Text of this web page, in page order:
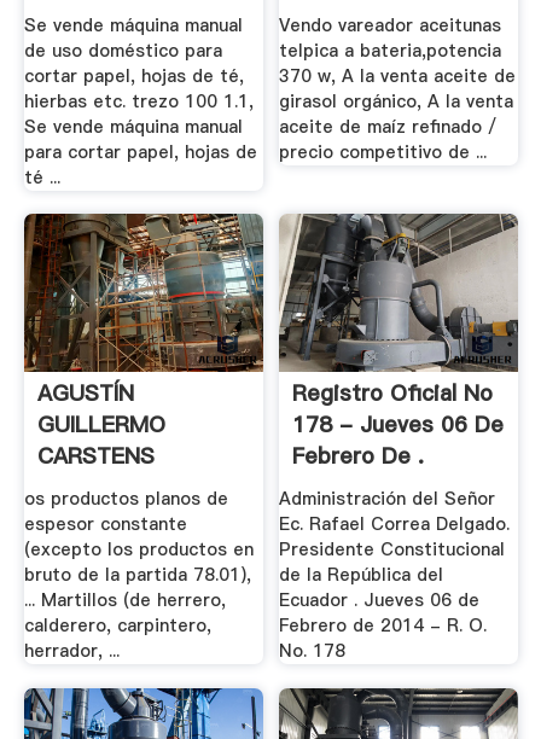
Se vende máquina manual
de uso doméstico para
cortar papel, hojas de té,
hierbas etc. trezo 100 1.1,
Se vende máquina manual
para cortar papel, hojas de
té ...
Vendo vareador aceitunas
telpica a bateria,potencia
370 w, A la venta aceite de
girasol orgánico, A la venta
aceite de maíz refinado /
precio competitivo de ...
AGUSTÍN
GUILLERMO
CARSTENS
CARSTENS, .
os productos planos de
espesor constante
(excepto los productos en
bruto de la partida 78.01),
... Martillos (de herrero,
calderero, carpintero,
herrador, ...
Registro Oficial No
178 - Jueves 06 De
Febrero De .
Administración del Señor
Ec. Rafael Correa Delgado.
Presidente Constitucional
de la República del
Ecuador . Jueves 06 de
Febrero de 2014 - R. O.
No. 178